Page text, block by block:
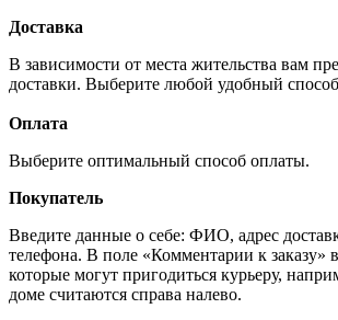
Доставка
В зависимости от места жительства вам
доставки. Выберите любой удобный
Оплата
Выберите оптимальный способ оплаты.
Покупатель
Введите данные о себе: ФИО, адрес
телефона. В поле «Комментарии к заказу»
которые могут пригодиться курьеру,
доме считаются справа налево.